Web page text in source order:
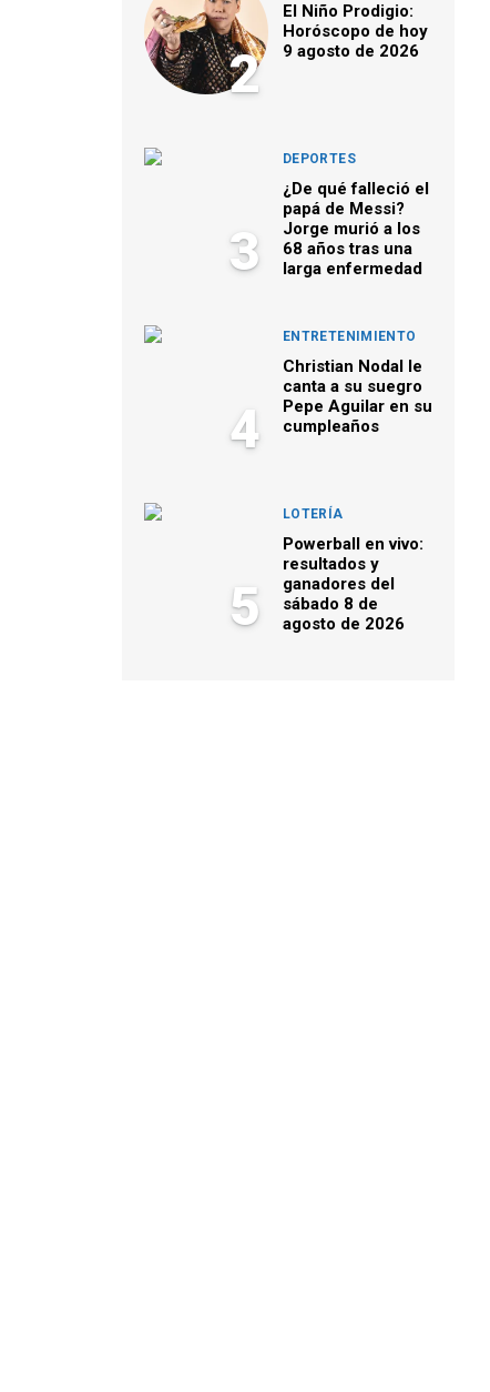
2
El Niño Prodigio:
Horóscopo de hoy
9 agosto de 2026
3
DEPORTES
¿De qué falleció el
papá de Messi?
Jorge murió a los
68 años tras una
larga enfermedad
4
ENTRETENIMIENTO
Christian Nodal le
canta a su suegro
Pepe Aguilar en su
cumpleaños
5
LOTERÍA
Powerball en vivo:
resultados y
ganadores del
sábado 8 de
agosto de 2026